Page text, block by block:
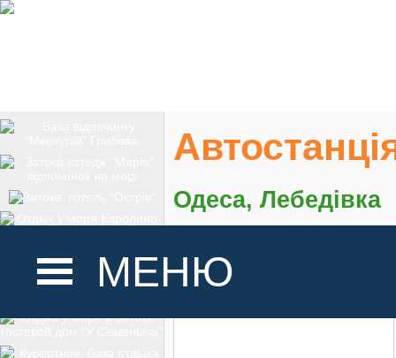
МЕНЮ
Одеса, Лебедівка